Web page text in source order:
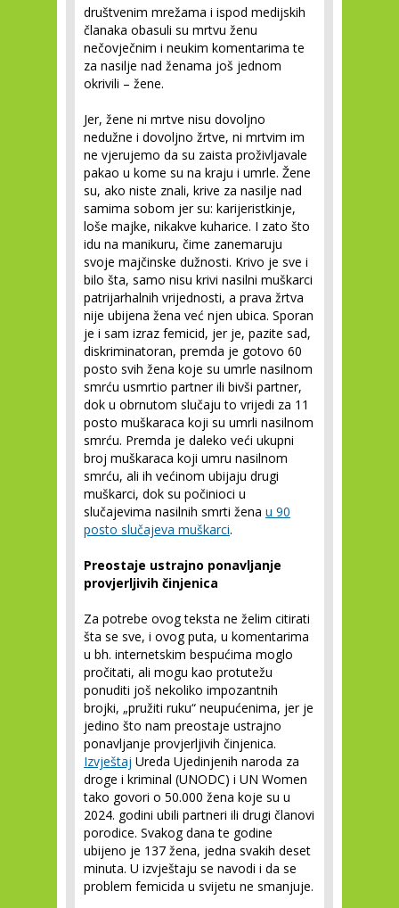
društvenim mrežama i ispod medijskih
članaka obasuli su mrtvu ženu
nečovječnim i neukim komentarima te
za nasilje nad ženama još jednom
okrivili – žene.
Jer, žene ni mrtve nisu dovoljno
nedužne i dovoljno žrtve, ni mrtvim im
ne vjerujemo da su zaista proživljavale
pakao u kome su na kraju i umrle. Žene
su, ako niste znali, krive za nasilje nad
samima sobom jer su: karijeristkinje,
loše majke, nikakve kuharice. I zato što
idu na manikuru, čime zanemaruju
svoje majčinske dužnosti. Krivo je sve i
bilo šta, samo nisu krivi nasilni muškarci
patrijarhalnih vrijednosti, a prava žrtva
nije ubijena žena već njen ubica. Sporan
je i sam izraz femicid, jer je, pazite sad,
diskriminatoran, premda je gotovo 60
posto svih žena koje su umrle nasilnom
smrću usmrtio partner ili bivši partner,
dok u obrnutom slučaju to vrijedi za 11
posto muškaraca koji su umrli nasilnom
smrću. Premda je daleko veći ukupni
broj muškaraca koji umru nasilnom
smrću, ali ih većinom ubijaju drugi
muškarci, dok su počinioci u
slučajevima nasilnih smrti žena u 90
posto slučajeva muškarci.
Preostaje ustrajno ponavljanje
provjerljivih činjenica
Za potrebe ovog teksta ne želim citirati
šta se sve, i ovog puta, u komentarima
u bh. internetskim bespućima moglo
pročitati, ali mogu kao protutežu
ponuditi još nekoliko impozantnih
brojki, „pružiti ruku“ neupućenima, jer je
jedino što nam preostaje ustrajno
ponavljanje provjerljivih činjenica.
Izvještaj Ureda Ujedinjenih naroda za
droge i kriminal (UNODC) i UN Women
tako govori o 50.000 žena koje su u
2024. godini ubili partneri ili drugi članovi
porodice. Svakog dana te godine
ubijeno je 137 žena, jedna svakih deset
minuta. U izvještaju se navodi i da se
problem femicida u svijetu ne smanjuje.